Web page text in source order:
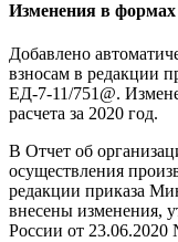
Изменения в формах
Добавлено
взносам в редакции
ЕД-7-11/751@.
расчета за 2020 год.
В Отчет об
осуществления
редакции приказа
внесены изменения,
России от 23.06.2020